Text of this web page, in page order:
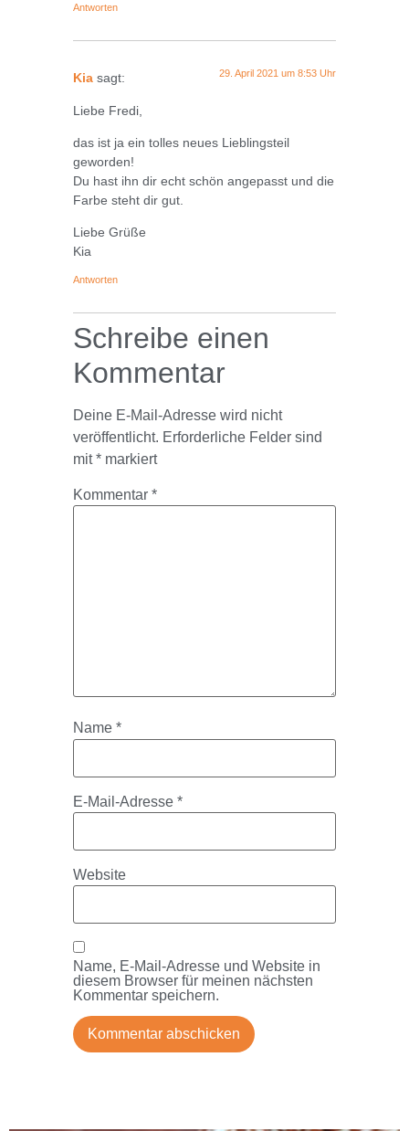
Antworten
Kia sagt: 29. April 2021 um 8:53 Uhr
Liebe Fredi,
das ist ja ein tolles neues Lieblingsteil
geworden!
Du hast ihn dir echt schön angepasst und die
Farbe steht dir gut.
Liebe Grüße
Kia
Antworten
Schreibe einen
Kommentar
Deine E-Mail-Adresse wird nicht
veröffentlicht. Erforderliche Felder sind
mit* markiert
Kommentar *
Name *
E-Mail-Adresse *
Website
Name, E-Mail-Adresse und Website in
diesem Browser für meinen nächsten
Kommentar speichern.